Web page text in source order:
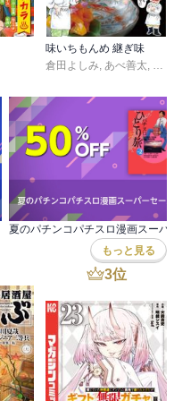
味いちもんめ 継ぎ味
倉田よしみ あべ善太
夏のパチンコパチスロ漫画スーパ
もっと見る
3位